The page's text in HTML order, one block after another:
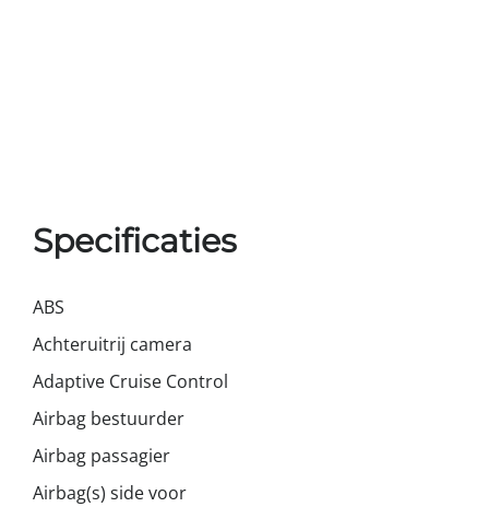
Specificaties
ABS
Achteruitrij camera
Adaptive Cruise Control
Airbag bestuurder
Airbag passagier
Airbag(s) side voor